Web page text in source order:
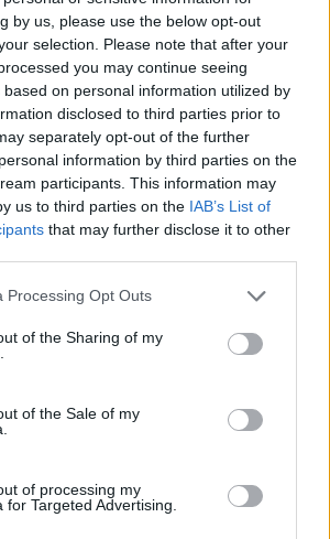
by us, please use the below opt-out
selection. Please note that after your
you may continue seeing
on personal information utilized by
disclosed to third parties prior to
separately opt-out of the further
information by third parties on the
participants. This information may
us to third parties on the IAB’s List of
that may further disclose it to other
website/app uses one or more Google
or usage behaviour. You may click to
to Google and its third-party tags to
specified purposes in below Google
Processing Opt Outs
of the Sharing of my
of the Sale of my
of processing my
for Targeted Advertising.
maradni fog, már
többször felmerült, hogy Max Verstappen
a Formula–1-nek, ha nem lesz elégedett